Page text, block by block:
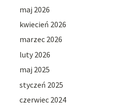
maj 2026
kwiecień 2026
marzec 2026
luty 2026
maj 2025
styczeń 2025
czerwiec 2024